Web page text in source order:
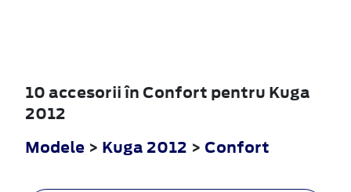
10 accesorii în Confort pentru Kuga
2012
Modele > Kuga 2012 > Confort